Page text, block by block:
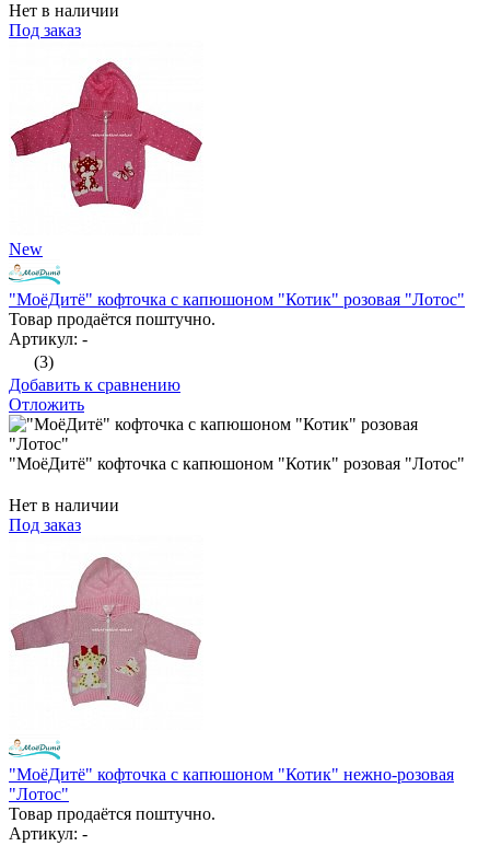
Нет в наличии
Под заказ
New
"МоёДитё" кофточка с капюшоном "Котик" розовая "Лотос"
Товар продаётся поштучно.
Артикул: -
(3)
Добавить к сравнению
Отложить
"МоёДитё" кофточка с капюшоном "Котик" розовая "Лотос"
Нет в наличии
Под заказ
"МоёДитё" кофточка с капюшоном "Котик" нежно-розовая
"Лотос"
Товар продаётся поштучно.
Артикул: -